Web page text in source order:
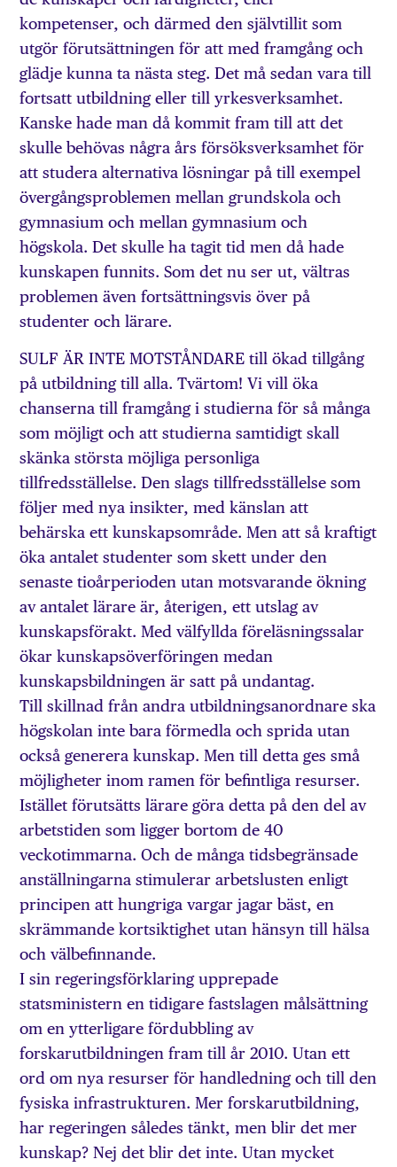
kompetenser, och därmed den självtillit som
utgör förutsättningen för att med framgång och
glädje kunna ta nästa steg. Det må sedan vara till
fortsatt utbildning eller till yrkesverksamhet.
Kanske hade man då kommit fram till att det
skulle behövas några års försöksverksamhet för
att studera alternativa lösningar på till exempel
övergångsproblemen mellan grundskola och
gymnasium och mellan gymnasium och
högskola. Det skulle ha tagit tid men då hade
kunskapen funnits. Som det nu ser ut, vältras
problemen även fortsättningsvis över på
studenter och lärare.
SULF ÄR INTE MOTSTÅNDARE till ökad tillgång
på utbildning till alla. Tvärtom! Vi vill öka
chanserna till framgång i studierna för så många
som möjligt och att studierna samtidigt skall
skänka största möjliga personliga
tillfredsställelse. Den slags tillfredsställelse som
följer med nya insikter, med känslan att
behärska ett kunskapsområde. Men att så kraftigt
öka antalet studenter som skett under den
senaste tioårperioden utan motsvarande ökning
av antalet lärare är, återigen, ett utslag av
kunskapsförakt. Med välfyllda föreläsningssalar
ökar kunskapsöverföringen medan
kunskapsbildningen är satt på undantag.
Till skillnad från andra utbildningsanordnare ska
högskolan inte bara förmedla och sprida utan
också generera kunskap. Men till detta ges små
möjligheter inom ramen för befintliga resurser.
Istället förutsätts lärare göra detta på den del av
arbetstiden som ligger bortom de 40
veckotimmarna. Och de många tidsbegränsade
anställningarna stimulerar arbetslusten enligt
principen att hungriga vargar jagar bäst, en
skrämmande kortsiktighet utan hänsyn till hälsa
och välbefinnande.
I sin regeringsförklaring upprepade
statsministern en tidigare fastslagen målsättning
om en ytterligare fördubbling av
forskarutbildningen fram till år 2010. Utan ett
ord om nya resurser för handledning och till den
fysiska infrastrukturen. Mer forskarutbildning,
har regeringen således tänkt, men blir det mer
kunskap? Nej det blir det inte. Utan mycket